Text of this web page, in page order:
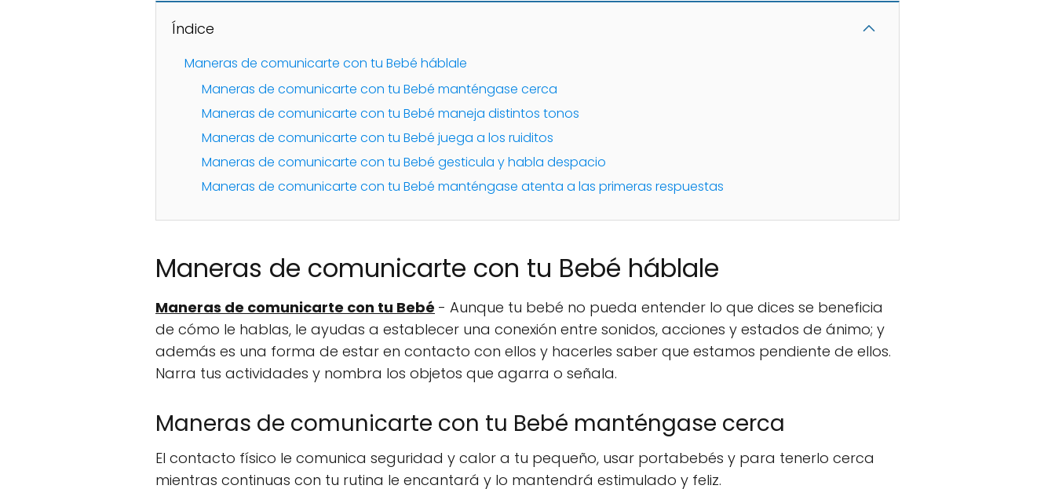
Índice
Maneras de comunicarte con tu Bebé háblale
Maneras de comunicarte con tu Bebé manténgase cerca
Maneras de comunicarte con tu Bebé maneja distintos tonos
Maneras de comunicarte con tu Bebé juega a los ruiditos
Maneras de comunicarte con tu Bebé gesticula y habla despacio
Maneras de comunicarte con tu Bebé manténgase atenta a las primeras respuestas
Maneras de comunicarte con tu Bebé háblale
Maneras de comunicarte con tu Bebé - Aunque tu bebé no pueda entender lo que dices se beneficia
de cómo le hablas, le ayudas a establecer una conexión entre sonidos, acciones y estados de ánimo; y
además es una forma de estar en contacto con ellos y hacerles saber que estamos pendiente de ellos.
Narra tus actividades y nombra los objetos que agarra o señala.
Maneras de comunicarte con tu Bebé manténgase cerca
El contacto físico le comunica seguridad y calor a tu pequeño, usar portabebés y para tenerlo cerca
mientras continuas con tu rutina le encantará y lo mantendrá estimulado y feliz.